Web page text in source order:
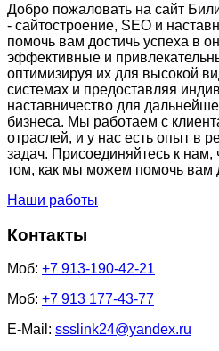
Добро пожаловать на сайт
- сайтостроение, SEO и
помочь вам достичь успеха в
эффективные и
оптимизируя их для высокой
системах и предоставляя
наставничество для
бизнеса. Мы работаем с
отраслей, и у нас есть опыт в
задач. Присоединяйтесь к
том, как мы можем помочь вам
Наши работы
Контакты
Моб: +7 913-190-42-21
Моб: +7 913 177-43-77
E-Mail: ssslink24@yandex.ru